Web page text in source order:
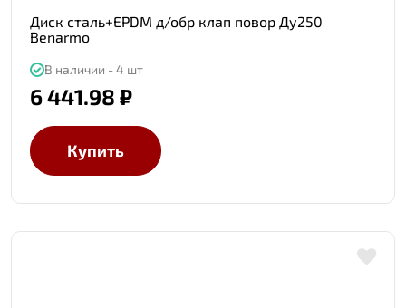
Диск сталь+EPDM д/обр клап повор Ду250
Benarmo
В наличии - 4 шт
6 441.98 ₽
Купить